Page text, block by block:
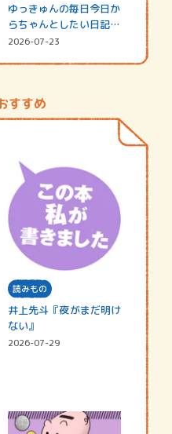
ゆっきゅんの毎日今日か
らちゃんとしたい日記
☆202…
2026-07-23
すすめ
読みもの
井上先斗『夜がまだ明け
ない』
2026-07-29